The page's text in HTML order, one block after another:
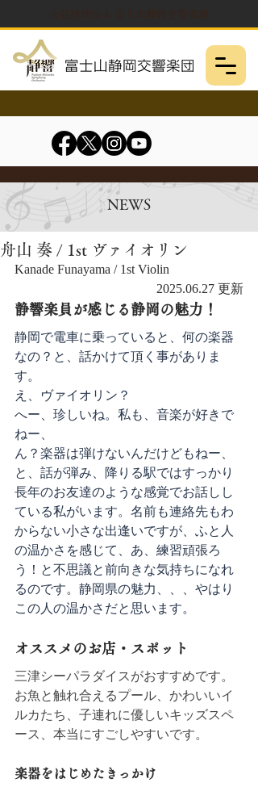
NEWS
舟山 奏 / 1st ヴァイオリン
Kanade Funayama / 1st Violin
2025.06.27 更新
静響楽員が感じる静岡の魅力！
静岡で電車に乗っていると、何の楽器
なの？と、話かけて頂く事がありま
す。
え、ヴァイオリン？
へー、珍しいね。私も、音楽が好きで
ねー、
ん？楽器は弾けないんだけどもねー、
と、話が弾み、降りる駅ではすっかり
長年のお友達のような感覚でお話しし
ている私がいます。名前も連絡先もわ
からない小さな出逢いですが、ふと人
の温かさを感じて、あ、練習頑張ろ
う！と不思議と前向きな気持ちになれ
るのです。静岡県の魅力、、、やはり
この人の温かさだと思います。
オススメのお店・スポット
三津シーパラダイスがおすすめです。
お魚と触れ合えるプール、かわいいイ
ルカたち、子連れに優しいキッズスペ
ース、本当にすごしやすいです。
楽器をはじめたきっかけ